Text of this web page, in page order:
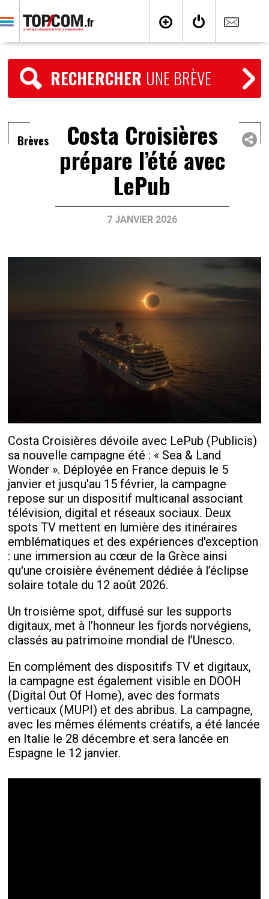
RECHERCHER UNE BRÈVE
Brèves Costa Croisières
prépare l’été avec
LePub
7 JANVIER 2026
Costa Croisières dévoile avec LePub (Publicis)
sa nouvelle campagne été : « Sea & Land
Wonder ». Déployée en France depuis le 5
janvier et jusqu'au 15 février, la campagne
repose sur un dispositif multicanal associant
télévision, digital et réseaux sociaux. Deux
spots TV mettent en lumière des itinéraires
emblématiques et des expériences d'exception
: une immersion au cœur de la Grèce ainsi
qu'une croisière événement dédiée à l’éclipse
solaire totale du 12 août 2026.
Un troisième spot, diffusé sur les supports
digitaux, met à l’honneur les fjords norvégiens,
classés au patrimoine mondial de l’Unesco.
En complément des dispositifs TV et digitaux,
la campagne est également visible en DOOH
(Digital Out Of Home), avec des formats
verticaux (MUPI) et des abribus. La campagne,
avec les mêmes éléments créatifs, a été lancée
en Italie le 28 décembre et sera lancée en
Espagne le 12 janvier.